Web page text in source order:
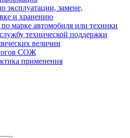
эксплуатации, замене,
и хранению
марке автомобиля или техники
технической поддержки
величин
СОЖ
применения